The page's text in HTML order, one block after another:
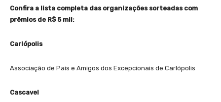
Confira a lista completa das organizações sorteadas com
prêmios de R$ 5 mil:
Carlópolis
Associação de Pais e Amigos dos Excepcionais de Carlópolis
Cascavel